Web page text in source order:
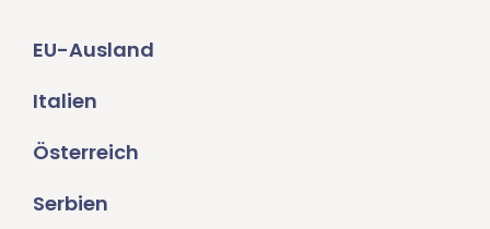
EU-Ausland
Italien
Österreich
Serbien